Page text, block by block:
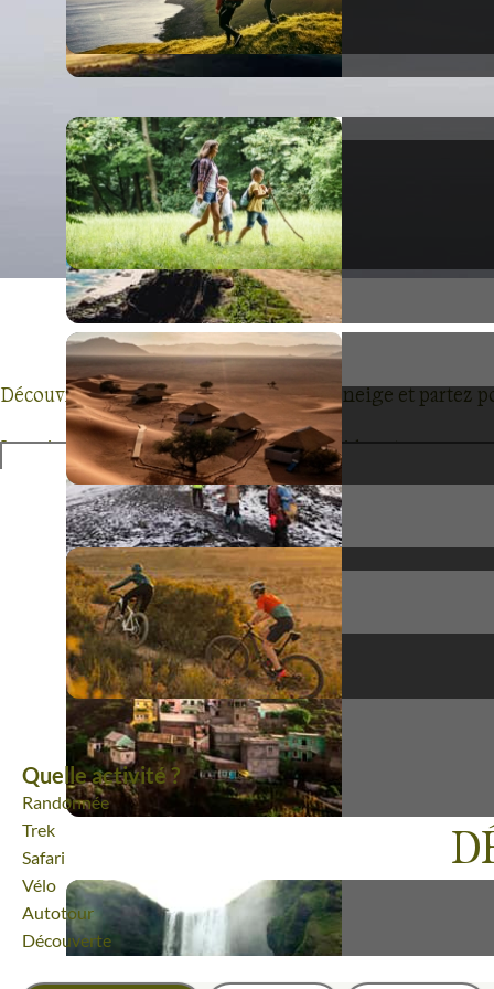
Quelle activité ?
Randonnée
Trek
Safari
Vélo
Autotour
Découverte
VoyagesNeige
98% de satisfaction(687 avis)
Découvrez nos treks et randonnées à la neige et partez
La neige n'a plus de secrets pour nos guides et